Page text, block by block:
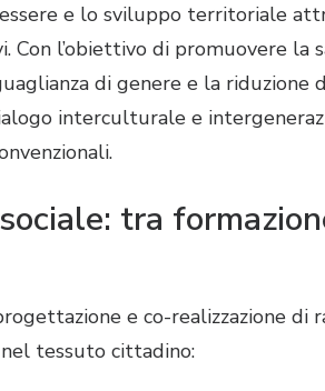
e lo sviluppo territoriale
Con l’obiettivo di promuovere la
di genere e la riduzione
interculturale e
tra
e co-realizzazione di
tessuto cittadino: